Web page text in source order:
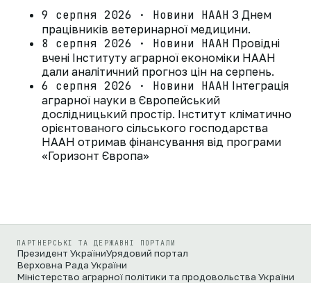
9 серпня 2026 · Новини НААН З Днем
працівників ветеринарної медицини.
8 серпня 2026 · Новини НААН Провідні
вчені Інституту аграрної економіки НААН
дали аналітичний прогноз цін на серпень.
6 серпня 2026 · Новини НААН Інтеграція
аграрної науки в Європейський
дослідницький простір. Інститут кліматично
орієнтованого сільського господарства
НААН отримав фінансування від програми
«Горизонт Європа»
ПАРТНЕРСЬКІ ТА ДЕРЖАВНІ ПОРТАЛИ
Президент УкраїниУрядовий портал
Верховна Рада України
Міністерство аграрної політики та продовольства України